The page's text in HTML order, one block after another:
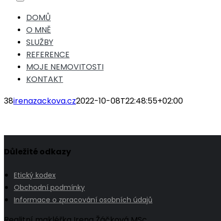
Toggle
Navigation
DOMŮ
O MNĚ
SLUŽBY
REFERENCE
MOJE NEMOVITOSTI
KONTAKT
38irenazackova.cz2022-10-08T22:48:55+02:00
Důležité odkazy
Etický kodex
Obchodní podmínky
Informace o zpracování osobních údajů